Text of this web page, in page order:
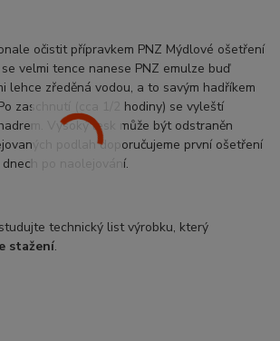
očistit přípravkem PNZ Mýdlové ošetření
velmi tence nanese PNZ emulze buď
lehce zředěná vodou, a to savým hadříkem
zaschnutí (cca 1/2 hodiny) se vyleští
Vysoký lesk může být odstraněn
podlah doporučujeme první ošetření
po naolejování.
technický list výrobku, který
stažení.